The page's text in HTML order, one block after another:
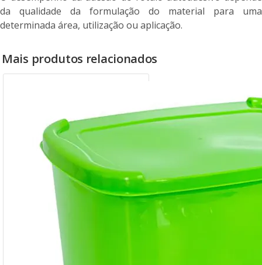
da qualidade da formulação do material para uma
determinada área, utilização ou aplicação.
Mais produtos relacionados